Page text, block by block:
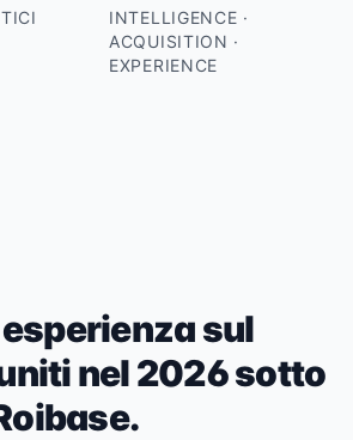
INTELLIGENCE ·
ACQUISITION ·
EXPERIENCE
sul
nel 2026 sotto